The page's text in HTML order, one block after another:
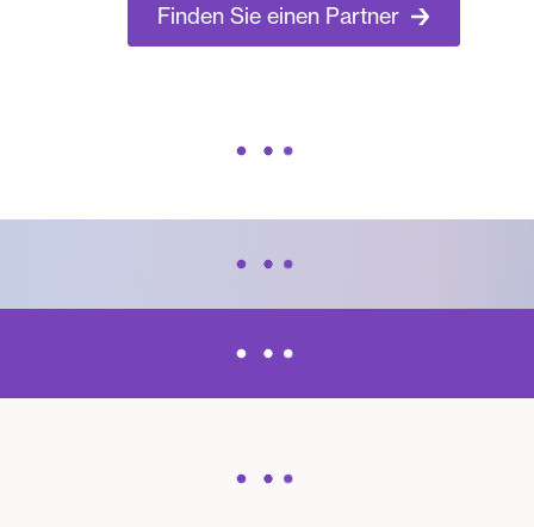
Finden Sie einen Partner